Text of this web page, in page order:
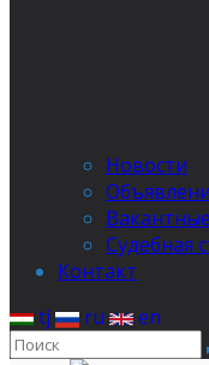
Новости
Судебная
Контакт
tj
ru en